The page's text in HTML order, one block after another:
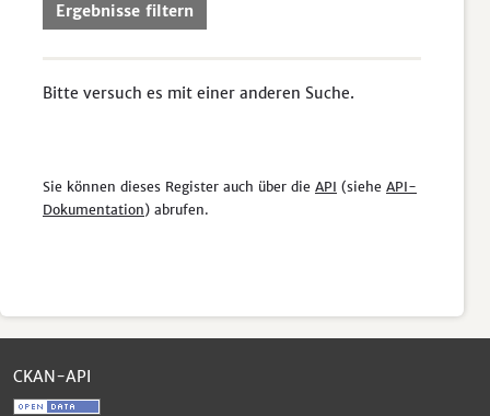
Ergebnisse filtern
Bitte versuch es mit einer anderen Suche.
Sie können dieses Register auch über die API (siehe API-
Dokumentation) abrufen.
CKAN-API